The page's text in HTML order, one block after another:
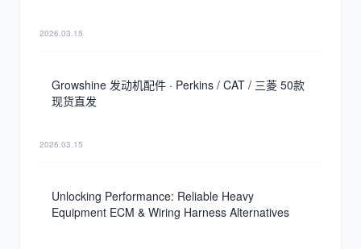
2026.03.15
Growshine 发动机配件 · Perkins / CAT / 三菱 50款
现货直发
2026.03.15
Unlocking Performance: Reliable Heavy
Equipment ECM & Wiring Harness Alternatives